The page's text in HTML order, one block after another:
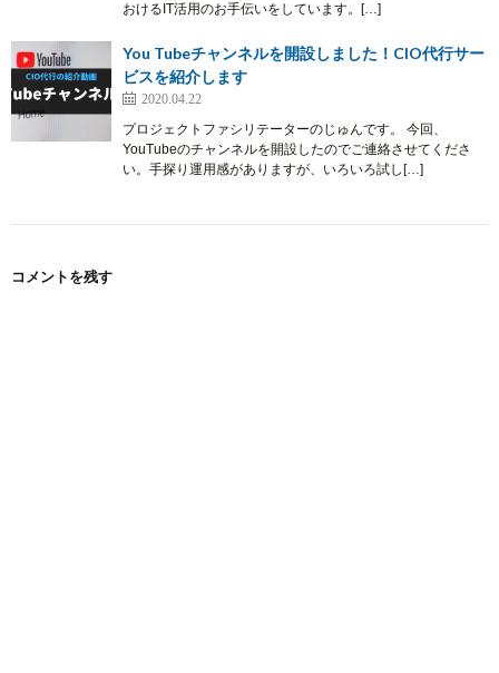
おけるIT活用のお手伝いをしています。[…]
You Tubeチャンネルを開設しました！CIO代行サー
ビスを紹介します
2020.04.22
プロジェクトファシリテーターのじゅんです。 今回、
YouTubeのチャンネルを開設したのでご連絡させてくださ
い。手探り運用感がありますが、いろいろ試し[…]
コメントを残す